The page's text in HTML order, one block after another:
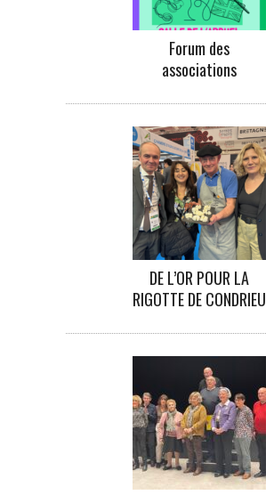
Forum des
associations
DE L’OR POUR LA
RIGOTTE DE CONDRIEU